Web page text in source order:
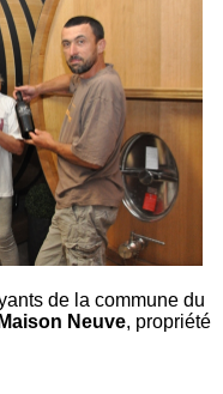
de la commune du
Maison Neuve, propriété